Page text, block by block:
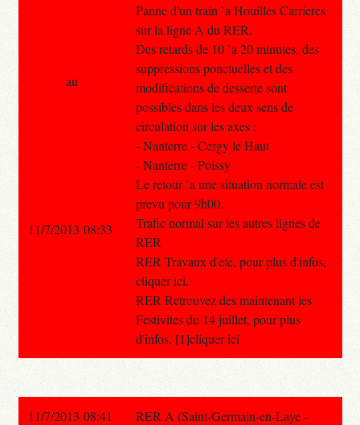
Panne d'un train `a Houilles Carrieres
sur la ligne A du RER.
Des retards de 10 `a 20 minutes, des
suppressions ponctuelles et des
modifications de desserte sont
possibles dans les deux sens de
circulation sur les axes :
- Nanterre - Cergy le Haut
- Nanterre - Poissy
Le retour `a une situation normale est
prevu pour 9h00.
Trafic normal sur les autres lignes de
RER
RER Travaux d'ete, pour plus d'infos,
cliquer ici.
RER Retrouvez des maintenant les
Festivites du 14 juillet, pour plus
d'infos, [1]cliquer ici
au
11/7/2013 08:33
11/7/2013 08:41
RER A (Saint-Germain-en-Laye -